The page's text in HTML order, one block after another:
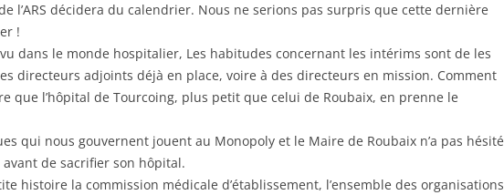
AMENDEMENTS AUX STATUTS
QUELQUES PHOTOS DU 14ÈME
CONGRÈS
CHARTE DE « L’ÉLU ET MANDATÉ »
l’ARS décidera du calendrier. Nous ne serions pas surpris que cette dernière
!
dans le monde hospitalier, Les habitudes concernant les intérims sont de les
directeurs adjoints déjà en place, voire à des directeurs en mission. Comment
que l’hôpital de Tourcoing, plus petit que celui de Roubaix, en prenne le
qui nous gouvernent jouent au Monopoly et le Maire de Roubaix n’a pas hésité
de sacrifier son hôpital.
histoire la commission médicale d’établissement, l’ensemble des organisations